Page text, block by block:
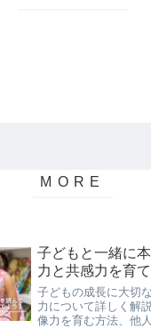
子どもと一緒に
力と共感力を育て
子どもの成長に大切
力について詳しく解
像力を育む方法、他